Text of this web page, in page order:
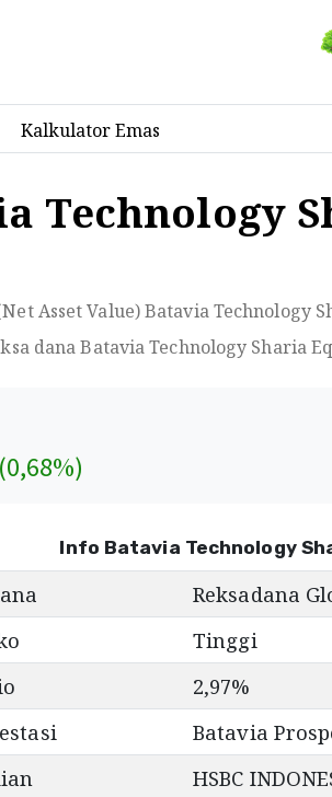
Kalkulator Emas
Technology
Asset Value) Batavia Technology
dana Batavia Technology Sharia
(0,68%)
Info Batavia Technology
Reksadana
Tinggi
2,97%
Batavia
HSBC